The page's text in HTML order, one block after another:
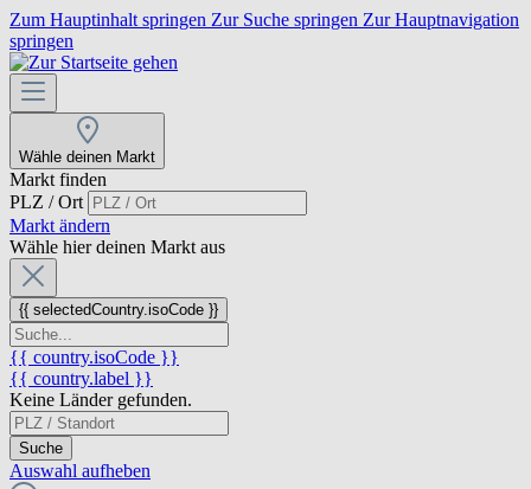
Zum Hauptinhalt springen Zur Suche springen Zur Hauptnavigation
springen
Wähle deinen Markt
Markt finden
PLZ / Ort
Markt ändern
Wähle hier deinen Markt aus
{{ selectedCountry.isoCode }}
{{ country.isoCode }}
{{ country.label }}
Keine Länder gefunden.
Suche
Auswahl aufheben